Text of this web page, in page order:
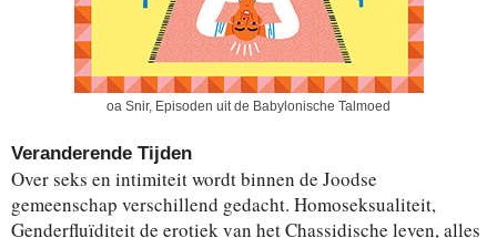
oa Snir, Episoden uit de Babylonische Talmoed
Veranderende Tijden
Over seks en intimiteit wordt binnen de Joodse
gemeenschap verschillend gedacht. Homoseksualiteit,
Genderfluïditeit de erotiek van het Chassidische leven, alles